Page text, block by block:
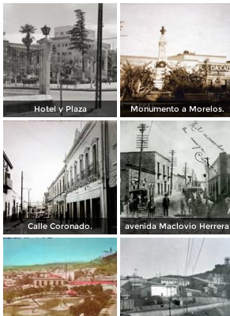
Hotel y Plaza Monumento a Morelos.
Calle Coronado. avenida Maclovio Herrera